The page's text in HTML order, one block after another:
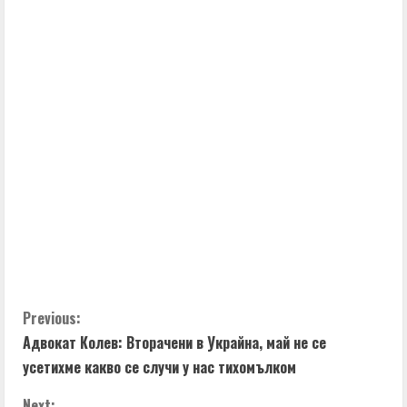
C
o
Previous:
Адвокат Колев: Вторачени в Украйна, май не се
усетихме какво се случи у нас тихомълком